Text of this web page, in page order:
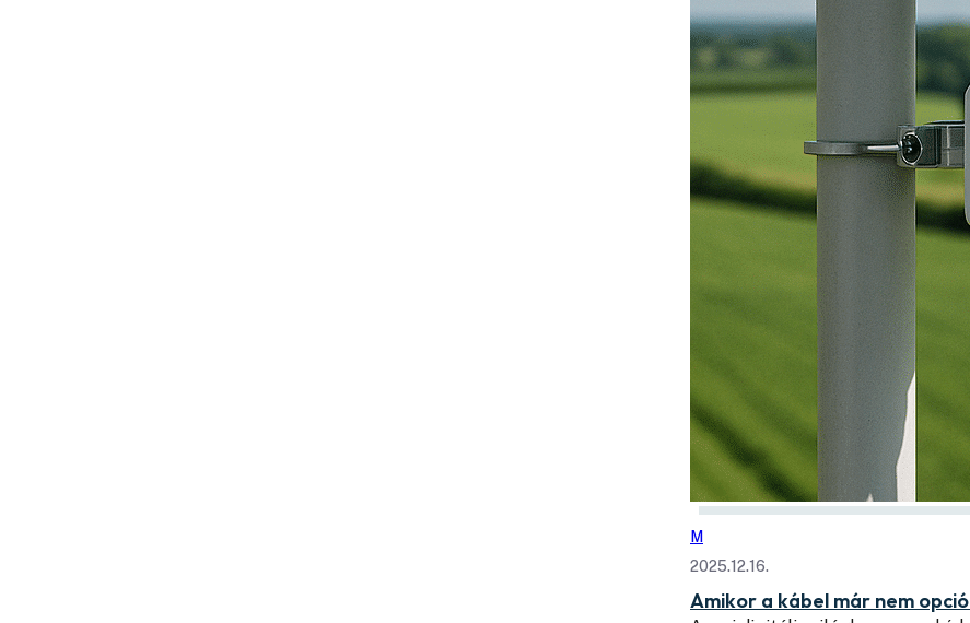
M
2025.12.16.
Amikor a kábel már nem